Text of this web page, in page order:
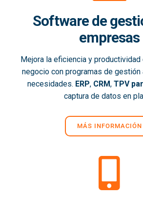
Software de
empresas
Mejora la eficiencia y
negocio con programas de gestión
necesidades. ERP, CRM, TPV
captura de datos en
MÁS INFORMACIÓN